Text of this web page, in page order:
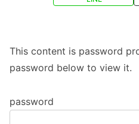
This content is password
password below to view it.
password